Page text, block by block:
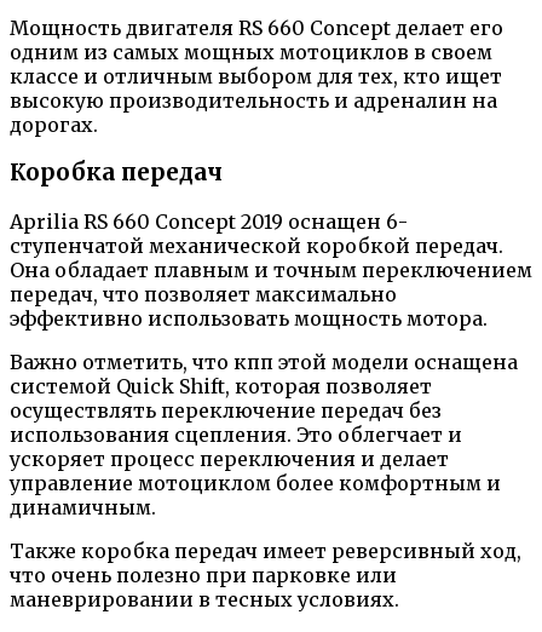
Мощность двигателя RS 660 Concept делает его
одним из самых мощных мотоциклов в своем
классе и отличным выбором для тех, кто ищет
высокую производительность и адреналин на
дорогах.
Коробка передач
Aprilia RS 660 Concept 2019 оснащен 6-
ступенчатой механической коробкой передач.
Она обладает плавным и точным переключением
передач, что позволяет максимально
эффективно использовать мощность мотора.
Важно отметить, что кпп этой модели оснащена
системой Quick Shift, которая позволяет
осуществлять переключение передач без
использования сцепления. Это облегчает и
ускоряет процесс переключения и делает
управление мотоциклом более комфортным и
динамичным.
Также коробка передач имеет реверсивный ход,
что очень полезно при парковке или
маневрировании в тесных условиях.